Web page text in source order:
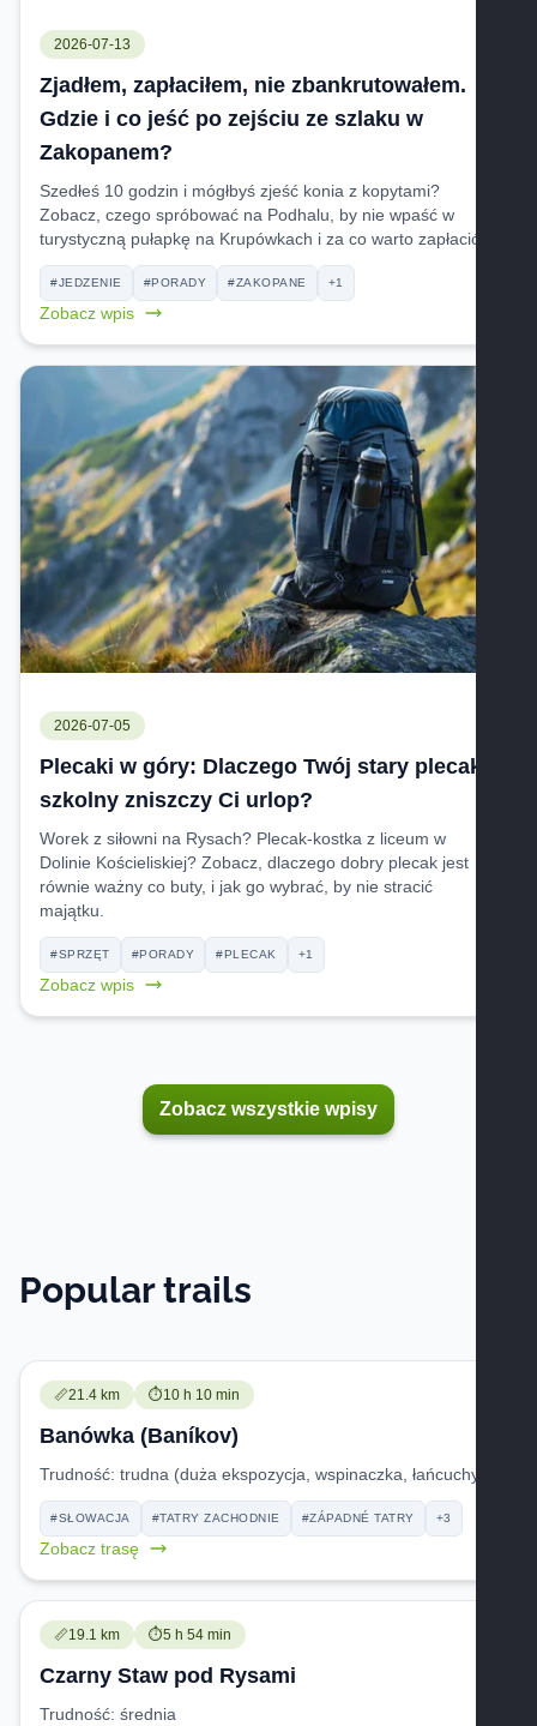
2026-07-13
Zjadłem, zapłaciłem, nie zbankrutowałem.
Gdzie i co jeść po zejściu ze szlaku w
Zakopanem?
Szedłeś 10 godzin i mógłbyś zjeść konia z kopytami?
Zobacz, czego spróbować na Podhalu, by nie wpaść w
turystyczną pułapkę na Krupówkach i za co warto zapłacić.
#JEDZENIE #PORADY #ZAKOPANE +1
Zobacz wpis
2026-07-05
Plecaki w góry: Dlaczego Twój stary plecak
szkolny zniszczy Ci urlop?
Worek z siłowni na Rysach? Plecak-kostka z liceum w
Dolinie Kościeliskiej? Zobacz, dlaczego dobry plecak jest
równie ważny co buty, i jak go wybrać, by nie stracić
majątku.
#SPRZĘT #PORADY #PLECAK +1
Zobacz wpis
Zobacz wszystkie wpisy
Popular trails
📏Trudność:
21.4 km ⏱️Czas przejścia:
10 h 10 min
Banówka (Baníkov)
Trudność: trudna (duża ekspozycja, wspinaczka, łańcuchy!)
#SŁOWACJA #TATRY ZACHODNIE #ZÁPADNÉ TATRY +3
Zobacz trasę
📏Trudność:
19.1 km ⏱️Czas przejścia:
5 h 54 min
Czarny Staw pod Rysami
Trudność: średnia